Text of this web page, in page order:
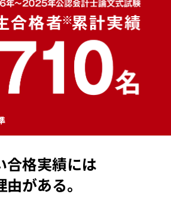
合格実績には
由がある。